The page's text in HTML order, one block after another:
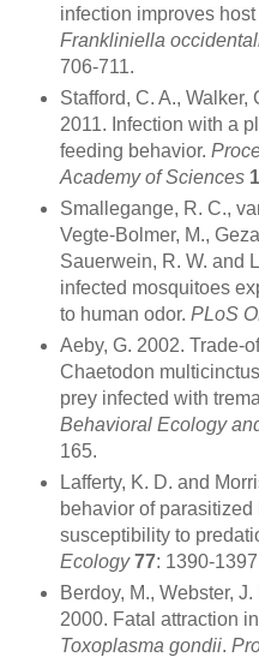
infection improves
Frankliniella
706-711.
Stafford, C. A., Walker,
2011. Infection with a
feeding behavior.
Academy of Sciences
Smallegange, R. C.,
Vegte-Bolmer, M.,
Sauerwein, R. W. and
infected mosquitoes
to human odor. PLoS
Aeby, G. 2002. Trade-
Chaetodon
prey infected with
Behavioral Ecology
165.
Lafferty, K. D. and
behavior of
susceptibility to
Ecology 77: 1390-
Berdoy, M., Webster,
2000. Fatal attraction
Toxoplasma gondii.